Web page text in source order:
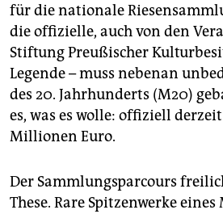
für die nationale
die offizielle, auch von den
Stiftung Preußischer
Legende – muss nebenan
des 20. Jahrhunderts (M20)
es, was es wolle: offiziell
Millionen Euro.
Der Sammlungsparcours
These. Rare Spitzenwerke